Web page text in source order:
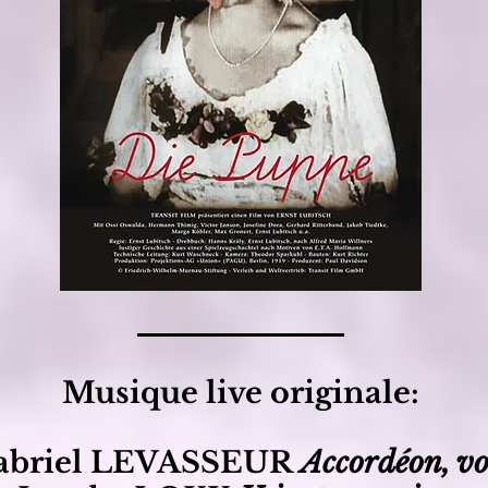
Musique live originale:
LEVASSEURAccordéon,